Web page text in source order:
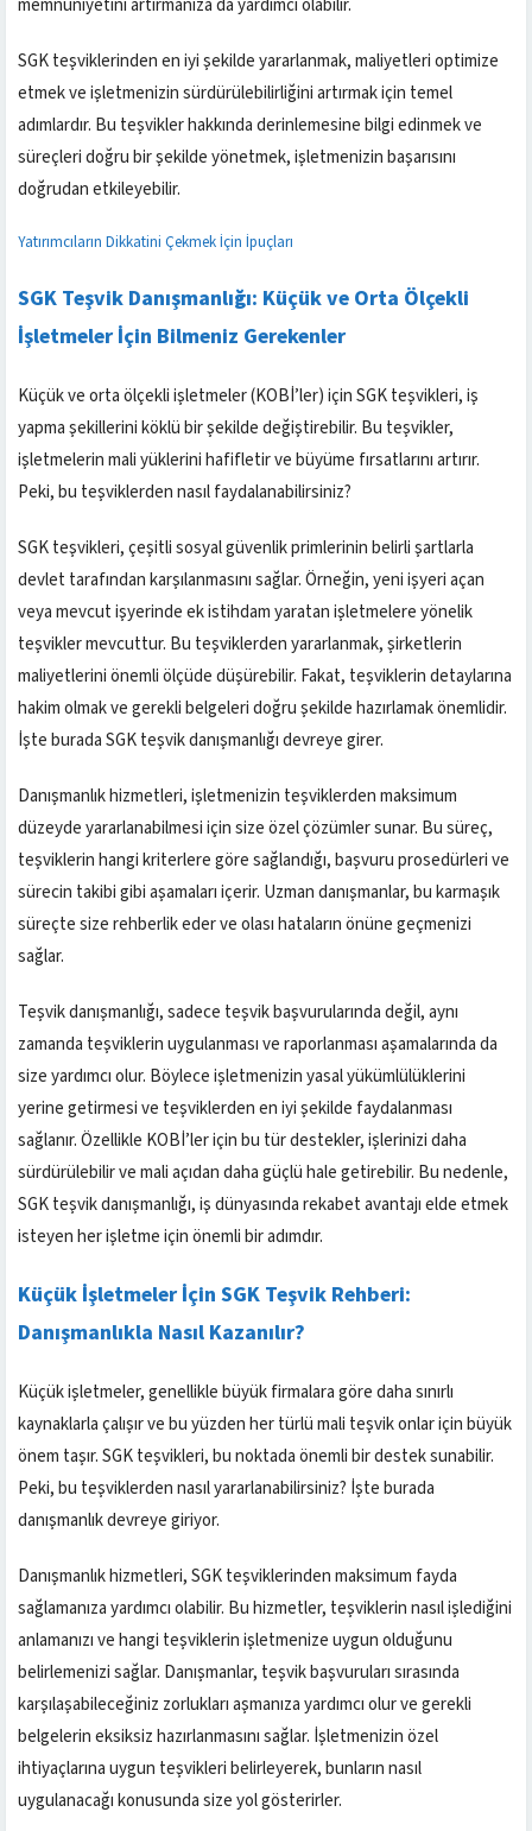
memnuniyetini artırmanıza da yardımcı olabilir.
SGK teşviklerinden en iyi şekilde yararlanmak, maliyetleri optimize
etmek ve işletmenizin sürdürülebilirliğini artırmak için temel
adımlardır. Bu teşvikler hakkında derinlemesine bilgi edinmek ve
süreçleri doğru bir şekilde yönetmek, işletmenizin başarısını
doğrudan etkileyebilir.
Yatırımcıların Dikkatini Çekmek İçin İpuçları
SGK Teşvik Danışmanlığı: Küçük ve Orta Ölçekli
İşletmeler İçin Bilmeniz Gerekenler
Küçük ve orta ölçekli işletmeler (KOBİ’ler) için SGK teşvikleri, iş
yapma şekillerini köklü bir şekilde değiştirebilir. Bu teşvikler,
işletmelerin mali yüklerini hafifletir ve büyüme fırsatlarını artırır.
Peki, bu teşviklerden nasıl faydalanabilirsiniz?
SGK teşvikleri, çeşitli sosyal güvenlik primlerinin belirli şartlarla
devlet tarafından karşılanmasını sağlar. Örneğin, yeni işyeri açan
veya mevcut işyerinde ek istihdam yaratan işletmelere yönelik
teşvikler mevcuttur. Bu teşviklerden yararlanmak, şirketlerin
maliyetlerini önemli ölçüde düşürebilir. Fakat, teşviklerin detaylarına
hakim olmak ve gerekli belgeleri doğru şekilde hazırlamak önemlidir.
İşte burada SGK teşvik danışmanlığı devreye girer.
Danışmanlık hizmetleri, işletmenizin teşviklerden maksimum
düzeyde yararlanabilmesi için size özel çözümler sunar. Bu süreç,
teşviklerin hangi kriterlere göre sağlandığı, başvuru prosedürleri ve
sürecin takibi gibi aşamaları içerir. Uzman danışmanlar, bu karmaşık
süreçte size rehberlik eder ve olası hataların önüne geçmenizi
sağlar.
Teşvik danışmanlığı, sadece teşvik başvurularında değil, aynı
zamanda teşviklerin uygulanması ve raporlanması aşamalarında da
size yardımcı olur. Böylece işletmenizin yasal yükümlülüklerini
yerine getirmesi ve teşviklerden en iyi şekilde faydalanması
sağlanır. Özellikle KOBİ’ler için bu tür destekler, işlerinizi daha
sürdürülebilir ve mali açıdan daha güçlü hale getirebilir. Bu nedenle,
SGK teşvik danışmanlığı, iş dünyasında rekabet avantajı elde etmek
isteyen her işletme için önemli bir adımdır.
Küçük İşletmeler İçin SGK Teşvik Rehberi:
Danışmanlıkla Nasıl Kazanılır?
Küçük işletmeler, genellikle büyük firmalara göre daha sınırlı
kaynaklarla çalışır ve bu yüzden her türlü mali teşvik onlar için büyük
önem taşır. SGK teşvikleri, bu noktada önemli bir destek sunabilir.
Peki, bu teşviklerden nasıl yararlanabilirsiniz? İşte burada
danışmanlık devreye giriyor.
Danışmanlık hizmetleri, SGK teşviklerinden maksimum fayda
sağlamanıza yardımcı olabilir. Bu hizmetler, teşviklerin nasıl işlediğini
anlamanızı ve hangi teşviklerin işletmenize uygun olduğunu
belirlemenizi sağlar. Danışmanlar, teşvik başvuruları sırasında
karşılaşabileceğiniz zorlukları aşmanıza yardımcı olur ve gerekli
belgelerin eksiksiz hazırlanmasını sağlar. İşletmenizin özel
ihtiyaçlarına uygun teşvikleri belirleyerek, bunların nasıl
uygulanacağı konusunda size yol gösterirler.